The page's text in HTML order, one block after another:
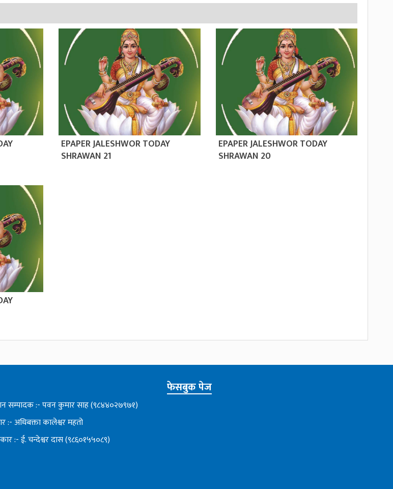
EPAPER JALESHWOR TODAY
SHRAWAN 21
EPAPER JALESHWOR TODAY
SHRAWAN 20
सम्पादक :- पवन कुमार साह (९८४४०२७९७१)
:- अधिबक्ता कालेश्वर महतो
:- ई. चन्देश्वर दास (९८६०१५५०८९)
फेसबुक पेज